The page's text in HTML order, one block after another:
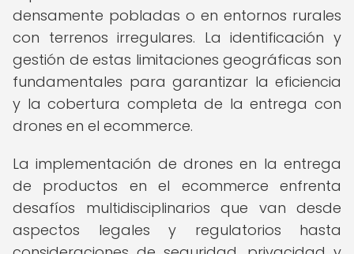
densamente pobladas o en entornos rurales
con terrenos irregulares. La identificación y
gestión de estas limitaciones geográficas son
fundamentales para garantizar la eficiencia
y la cobertura completa de la entrega con
drones en el ecommerce.
La implementación de drones en la entrega
de productos en el ecommerce enfrenta
desafíos multidisciplinarios que van desde
aspectos legales y regulatorios hasta